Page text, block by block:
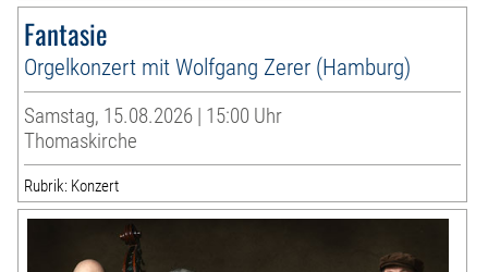
Fantasie
Orgelkonzert mit Wolfgang Zerer (Hamburg)
Samstag, 15.08.2026 | 15:00 Uhr
Thomaskirche
Rubrik: Konzert